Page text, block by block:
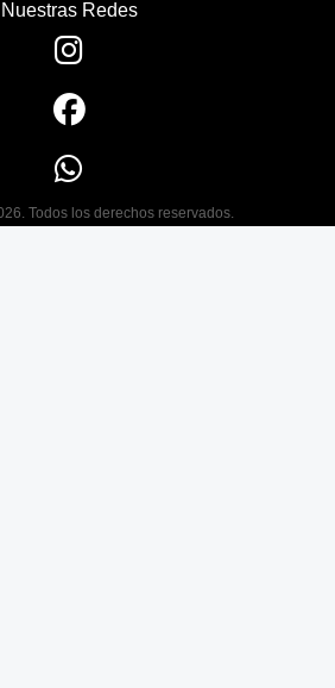
Nuestras Redes
Todos los derechos reservados.